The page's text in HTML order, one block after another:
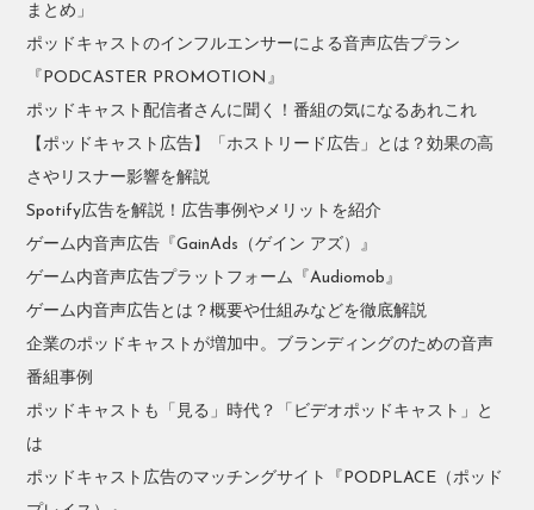
まとめ」
ポッドキャストのインフルエンサーによる音声広告プラン
『PODCASTER PROMOTION』
ポッドキャスト配信者さんに聞く！番組の気になるあれこれ
【ポッドキャスト広告】「ホストリード広告」とは？効果の高
さやリスナー影響を解説
Spotify広告を解説！広告事例やメリットを紹介
ゲーム内音声広告『GainAds（ゲイン アズ）』
ゲーム内音声広告プラットフォーム『Audiomob』
ゲーム内音声広告とは？概要や仕組みなどを徹底解説
企業のポッドキャストが増加中。ブランディングのための音声
番組事例
ポッドキャストも「見る」時代？「ビデオポッドキャスト」と
は
ポッドキャスト広告のマッチングサイト『PODPLACE（ポッド